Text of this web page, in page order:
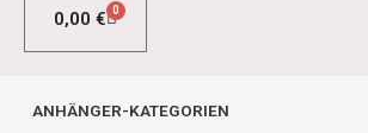
0,00 € 0
WARENKORB
ANHÄNGER-KATEGORIEN